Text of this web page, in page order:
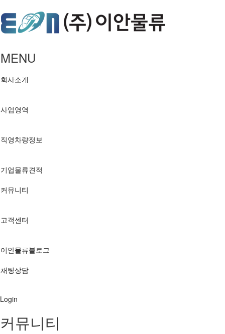
MENU
회사소개
사업영역
직영차량정보
기업물류견적
커뮤니티
고객센터
이안물류블로그
채팅상담
Login
커뮤니티